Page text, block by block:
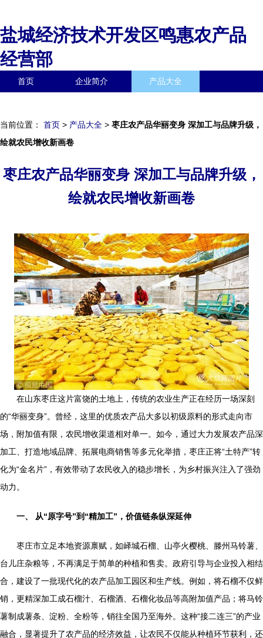
盐城经济技术开发区鸣惠农产品
经营部
首页 企业简介 产品大全
当前位置： 首页 > 产品大全 > 枣庄农产品华丽变身 深加工与品牌升级，
绘就农民增收新画卷
枣庄农产品华丽变身 深加工与品牌升级，
绘就农民增收新画卷
在山东枣庄这片富饶的土地上，传统的农业生产正在经历一场深刻
的“华丽变身”。曾经，这里的优质农产品大多以初级原料的形式走向市
场，附加值有限，农民增收渠道相对单一。如今，通过大力发展农产品深
加工、打造地域品牌、拓展电商销售等多元化举措，枣庄正将“土特产”转
化为“金名片”，有效带动了农民收入的稳步增长，为乡村振兴注入了强劲
动力。
一、 从“原字号”到“精加工”，价值链条纵深延伸
枣庄市立足本地资源禀赋，如峄城石榴、山亭火樱桃、滕州马铃薯、
台儿庄杂粮等，不再满足于简单的种植和售卖。政府引导与企业投入相结
合，建设了一批现代化的农产品加工园区和生产线。例如，将石榴不仅鲜
销，更精深加工成石榴汁、石榴酒、石榴化妆品等高附加值产品；将马铃
薯制成薯条、淀粉、全粉等，销往全国乃至海外。这种“接二连三”的产业
融合，显著提升了农产品的经济效益，让农民不仅能从种植环节获利，还